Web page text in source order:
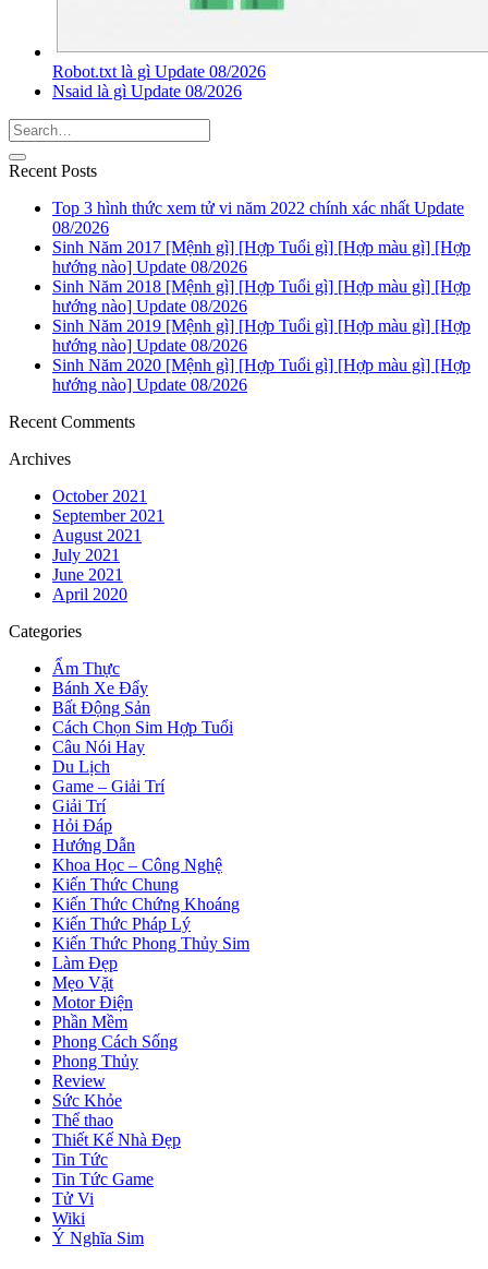
Robot.txt là gì Update 08/2026
Nsaid là gì Update 08/2026
Recent Posts
Top 3 hình thức xem tử vi năm 2022 chính xác nhất Update
08/2026
Sinh Năm 2017 [Mệnh gì] [Hợp Tuổi gì] [Hợp màu gì] [Hợp
hướng nào] Update 08/2026
Sinh Năm 2018 [Mệnh gì] [Hợp Tuổi gì] [Hợp màu gì] [Hợp
hướng nào] Update 08/2026
Sinh Năm 2019 [Mệnh gì] [Hợp Tuổi gì] [Hợp màu gì] [Hợp
hướng nào] Update 08/2026
Sinh Năm 2020 [Mệnh gì] [Hợp Tuổi gì] [Hợp màu gì] [Hợp
hướng nào] Update 08/2026
Recent Comments
Archives
October 2021
September 2021
August 2021
July 2021
June 2021
April 2020
Categories
Ẩm Thực
Bánh Xe Đẩy
Bất Động Sản
Cách Chọn Sim Hợp Tuổi
Câu Nói Hay
Du Lịch
Game – Giải Trí
Giải Trí
Hỏi Đáp
Hướng Dẫn
Khoa Học – Công Nghệ
Kiến Thức Chung
Kiến Thức Chứng Khoáng
Kiến Thức Pháp Lý
Kiến Thức Phong Thủy Sim
Làm Đẹp
Mẹo Vặt
Motor Điện
Phần Mềm
Phong Cách Sống
Phong Thủy
Review
Sức Khỏe
Thể thao
Thiết Kế Nhà Đẹp
Tin Tức
Tin Tức Game
Tử Vi
Wiki
Ý Nghĩa Sim